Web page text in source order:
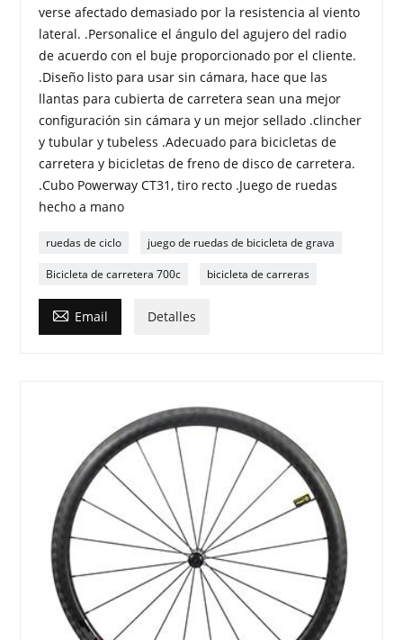
verse afectado demasiado por la resistencia al viento
lateral. .Personalice el ángulo del agujero del radio
de acuerdo con el buje proporcionado por el cliente.
.Diseño listo para usar sin cámara, hace que las
llantas para cubierta de carretera sean una mejor
configuración sin cámara y un mejor sellado .clincher
y tubular y tubeless .Adecuado para bicicletas de
carretera y bicicletas de freno de disco de carretera.
.Cubo Powerway CT31, tiro recto .Juego de ruedas
hecho a mano
ruedas de ciclo juego de ruedas de bicicleta de grava
Bicicleta de carretera 700c bicicleta de carreras
 Email Detalles